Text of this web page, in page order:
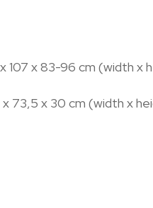
x 107 x 83-96 cm (width x
x 73,5 x 30 cm (width x